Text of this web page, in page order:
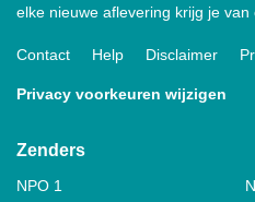
elke nieuwe aflevering krijg je
Contact Help Disclaimer
Privacy voorkeuren wijzigen
Zenders
NPO 1